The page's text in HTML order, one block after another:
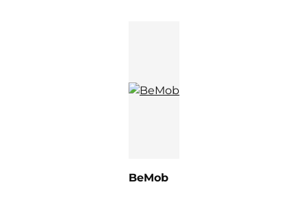
BeMob